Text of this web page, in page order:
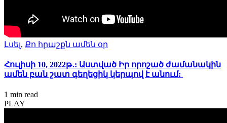
Լսել, Քո հրաշքն ամեն օր
Հուլիսի 10, 2022թ․: Աստված Իր որոշած ժամանակին
ամեն բան շատ գեղեցիկ կերպով է անում:
1 min read
PLAY